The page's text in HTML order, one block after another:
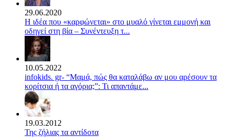
29.06.2020
Η ιδέα που «καρφώνεται» στο μυαλό γίνεται εμμονή και
οδηγεί στη βία – Συνέντευξη τ...
10.05.2022
infokids. gr- “Μαμά, πώς θα καταλάβω αν μου αρέσουν τα
κορίτσια ή τα αγόρια;”: Τι απαντάμε...
19.03.2012
Της ζήλιας τα αντίδοτα